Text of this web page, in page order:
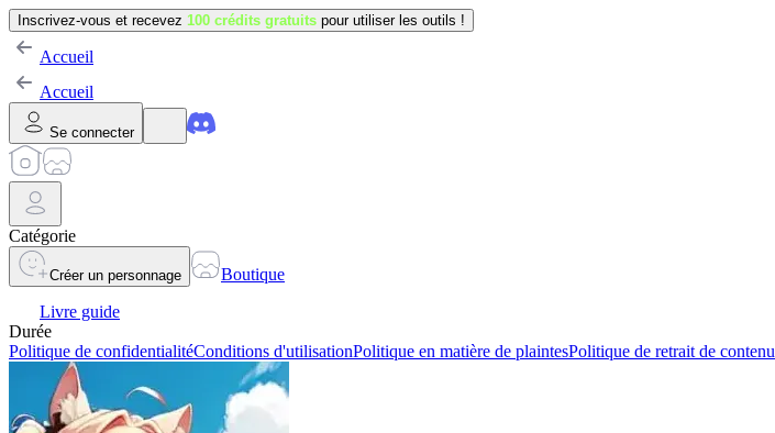
Inscrivez-vous et recevez 100 crédits gratuits pour utiliser les outils !
Accueil
Accueil
Se connecter
Catégorie
Créer un personnage
Boutique
Livre guide
Durée
Politique de confidentialitéConditions d'utilisationPolitique en matière de plaintesPolitique de retrait de contenu